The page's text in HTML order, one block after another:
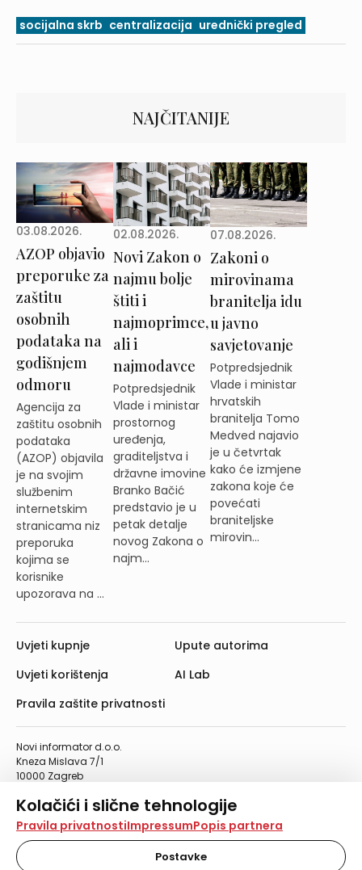
Kolačići i slične tehnologije
Na našoj web stranici koristimo kolačiće i slične
tehnologije za pohranu, čitanje i obradu informacija na
vašem uređaju. Time poboljšavamo korisničko iskustvo,
Pravila privatnostiImpressumPopis partnera
Postavke
socijalna skrb centralizacija urednički pregled
NAJČITANIJE
03.08.2026.
AZOP objavio
preporuke za
zaštitu
osobnih
podataka na
godišnjem
odmoru
Agencija za
zaštitu osobnih
podataka
(AZOP) objavila
je na svojim
službenim
internetskim
stranicama niz
preporuka
kojima se
korisnike
upozorava na ...
02.08.2026.
Novi Zakon o
najmu bolje
štiti i
najmoprimce,
ali i
najmodavce
Potpredsjednik
Vlade i ministar
prostornog
uređenja,
graditeljstva i
državne imovine
Branko Bačić
predstavio je u
petak detalje
novog Zakona o
najm...
07.08.2026.
Zakoni o
mirovinama
branitelja idu
u javno
savjetovanje
Potpredsjednik
Vlade i ministar
hrvatskih
branitelja Tomo
Medved najavio
je u četvrtak
kako će izmjene
zakona koje će
povećati
braniteljske
mirovin...
Novi informator d.o.o.
Kneza Mislava 7/1
10000 Zagreb
Telefaks: 01/4612-553
info@informator.hr
PRATITE NAS:
Uvjeti kupnje
Uvjeti korištenja
Pravila zaštite privatnosti
Upute autorima
AI Lab